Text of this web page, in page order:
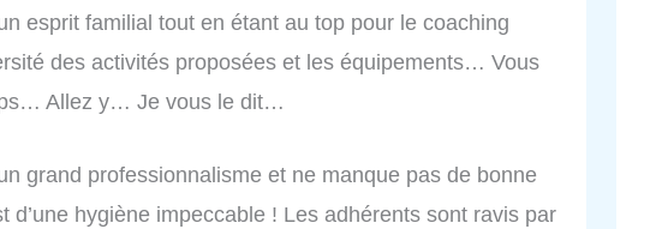
esprit familial tout en étant au top pour le coaching
des activités proposées et les équipements… Vous
Allez y… Je vous le dit…
grand professionnalisme et ne manque pas de bonne
d’une hygiène impeccable ! Les adhérents sont ravis par